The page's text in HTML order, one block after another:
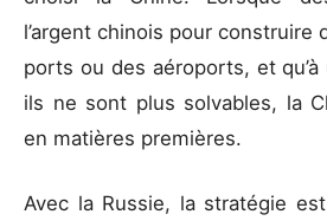
l’argent chinois pour construire
ports ou des aéroports, et
ils ne sont plus solvables, la
en matières premières.
Avec la Russie, la stratégie